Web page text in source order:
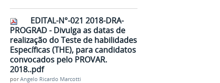
EDITAL-N°-021 2018-DRA-
PROGRAD - Divulga as datas de
realização do Teste de habilidades
Específicas (THE), para candidatos
convocados pelo PROVAR.
2018..pdf
porAngelo Ricardo Marcotti